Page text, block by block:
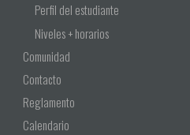
Perfil del estudiante
Niveles + horarios
Comunidad
Contacto
Reglamento
Calendario